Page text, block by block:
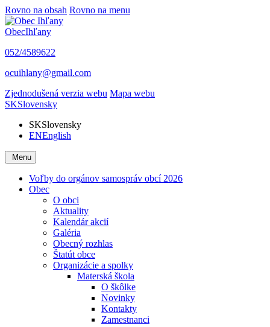
Rovno na obsah Rovno na menu
ObecIhľany
052/4589622
ocuihlany@gmail.com
Zjednodušená verzia webu Mapa webu
SKSlovensky
SKSlovensky
ENEnglish
Menu
Voľby do orgánov samospráv obcí 2026
Obec
O obci
Aktuality
Kalendár akcií
Galéria
Obecný rozhlas
Štatút obce
Organizácie a spolky
Materská škola
O škôlke
Novinky
Kontakty
Zamestnanci